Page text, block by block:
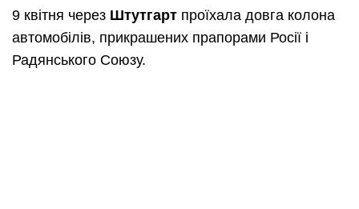
9 квітня через Штутгарт проїхала довга колона
автомобілів, прикрашених прапорами Росії і
Радянського Союзу.